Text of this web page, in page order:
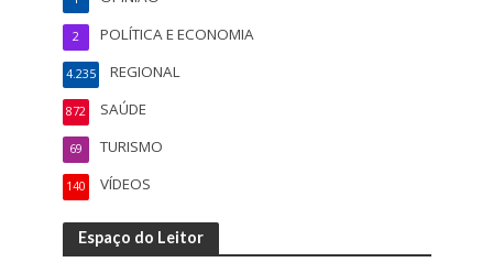
POLÍTICA E ECONOMIA
2
REGIONAL
4.235
SAÚDE
872
TURISMO
69
VÍDEOS
140
Espaço do Leitor